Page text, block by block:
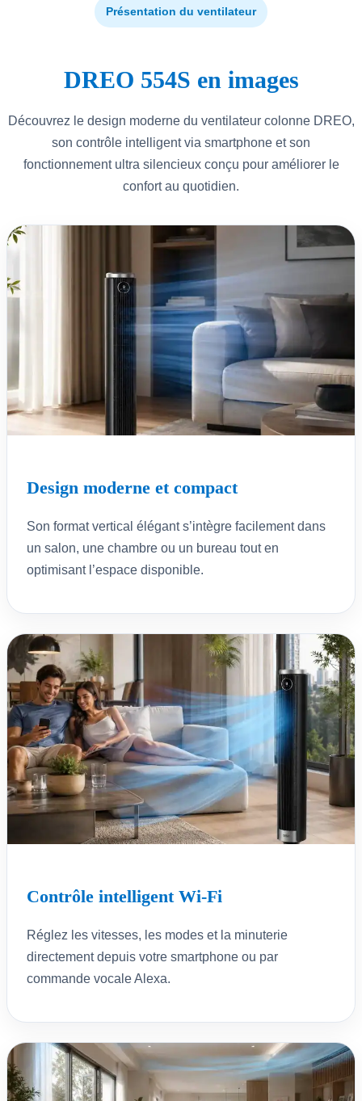
Présentation du ventilateur
DREO 554S en images
Découvrez le design moderne du ventilateur colonne DREO,
son contrôle intelligent via smartphone et son
fonctionnement ultra silencieux conçu pour améliorer le
confort au quotidien.
Design moderne et compact
Son format vertical élégant s’intègre facilement dans
un salon, une chambre ou un bureau tout en
optimisant l’espace disponible.
Contrôle intelligent Wi-Fi
Réglez les vitesses, les modes et la minuterie
directement depuis votre smartphone ou par
commande vocale Alexa.